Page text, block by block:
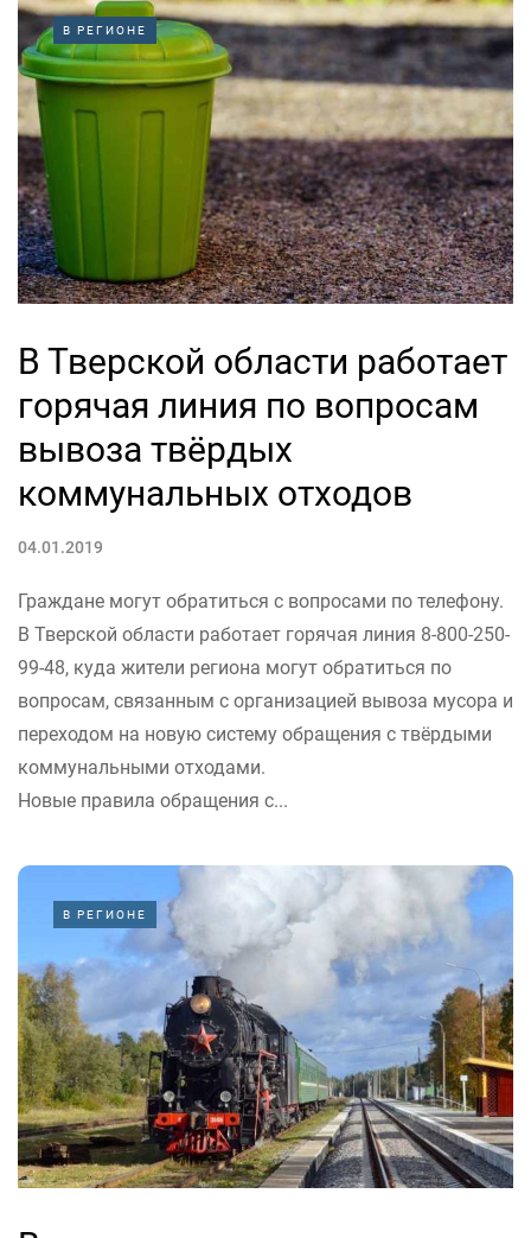
В РЕГИОНЕ
В Тверской области работает
горячая линия по вопросам
вывоза твёрдых
коммунальных отходов
04.01.2019
Граждане могут обратиться с вопросами по телефону.
В Тверской области работает горячая линия 8-800-250-
99-48, куда жители региона могут обратиться по
вопросам, связанным с организацией вывоза мусора и
переходом на новую систему обращения с твёрдыми
коммунальными отходами.
Новые правила обращения с...
В РЕГИОНЕ